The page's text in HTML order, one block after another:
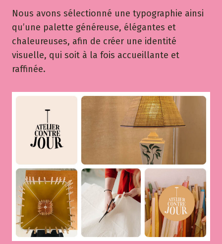
Nous avons sélectionné une typographie ainsi
qu’une palette généreuse, élégantes et
chaleureuses, afin de créer une identité
visuelle, qui soit à la fois accueillante et
raffinée.